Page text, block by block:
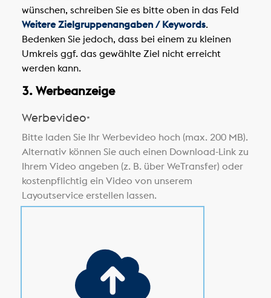
wünschen, schreiben Sie es bitte oben in das Feld
Weitere Zielgruppenangaben / Keywords.
Bedenken Sie jedoch, dass bei einem zu kleinen
Umkreis ggf. das gewählte Ziel nicht erreicht
werden kann.
3. Werbeanzeige
Werbevideo*
Bitte laden Sie Ihr Werbevideo hoch (max. 200 MB).
Alternativ können Sie auch einen Download-Link zu
Ihrem Video angeben (z. B. über WeTransfer) oder
kostenpflichtig ein Video von unserem
Layoutservice erstellen lassen.